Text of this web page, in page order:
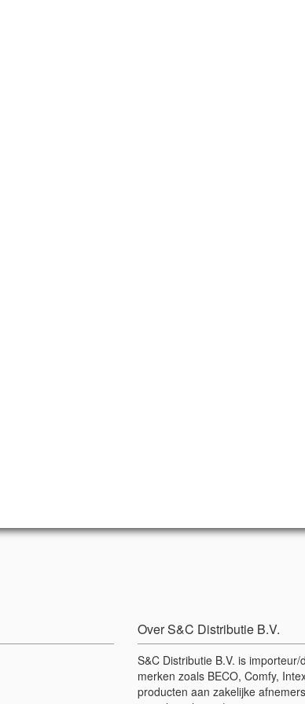
Over S&C Distributie B.V.
S&C Distributie B.V. is
merken zoals BECO, Comfy,
producten aan zakelijke